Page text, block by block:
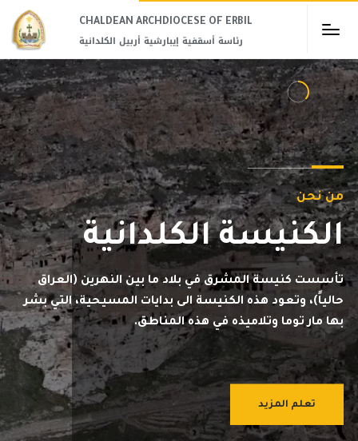
CHALDEAN ARCHDIOCESE OF ERBIL​
رئاسة أسقفية إيبارشية أربيل الكلدانية
من نحن
الكنيسة الكلدانية
تأسست كنيسة المشرق في بلاد ما بين النهرين (العراق
حالياً)، وتعود هذه الكنيسة الى بدايات المسيحية، التي بشر
بها مار توما وتلاميذه في هذه المناطق.
تعلم المزيد